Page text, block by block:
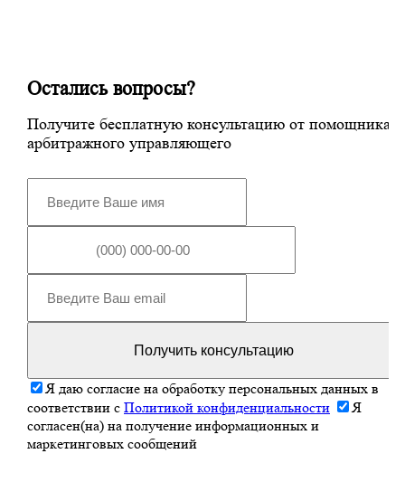
Остались вопросы?
Получите бесплатную консультацию от помощника
арбитражного управляющего
Получить консультацию
Я даю согласие на обработку персональных данных в
соответствии с Политикой конфиденциальности
Я
согласен(на) на получение информационных и
маркетинговых сообщений